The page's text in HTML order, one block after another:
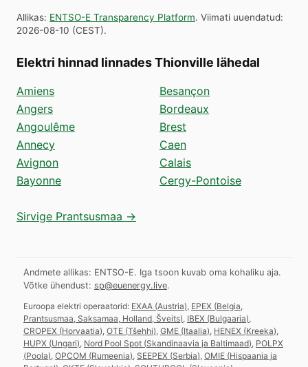
Allikas: ENTSO-E Transparency Platform. Viimati uuendatud:
2026-08-10 (CEST).
Elektri hinnad linnades Thionville lähedal
Amiens
Angers
Angoulême
Annecy
Avignon
Bayonne
Besançon
Bordeaux
Brest
Caen
Calais
Cergy-Pontoise
Sirvige Prantsusmaa →
Andmete allikas: ENTSO-E. Iga tsoon kuvab oma kohaliku aja.
Võtke ühendust: sp@euenergy.live.
Euroopa elektri operaatorid: EXAA (Austria) EPEX (Belgia,
Prantsusmaa, Saksamaa, Holland, Šveits) IBEX (Bulgaaria)
CROPEX (Horvaatia) OTE (Tšehhi) GME (Itaalia) HENEX (Kreeka)
HUPX (Ungari) Nord Pool Spot (Skandinaavia ja Baltimaad) POLPX
(Poola) OPCOM (Rumeenia) SEEPEX (Serbia) OMIE (Hispaania ja